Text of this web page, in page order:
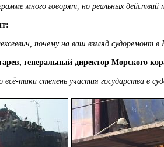
много говорят, но реальных
почему на ваш взгляд судоремонт
генеральный директор Морского
таки степень участия государства в